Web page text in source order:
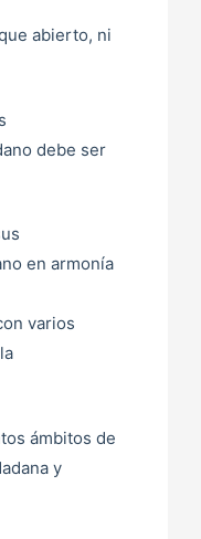
abierto, ni
debe ser
en armonía
varios
ámbitos de
y